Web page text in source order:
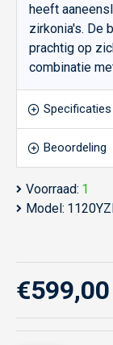
heeft
zirkonia's. De
prachtig op
combinatie
Specificaties
Beoordeling
Voorraad: 1
Model:
€599,00